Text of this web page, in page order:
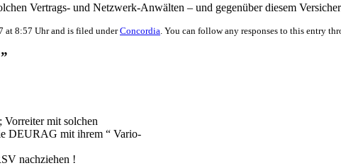
Vertrags- und Netzwerk-Anwälten – und gegenüber diesem
at 8:57 Uhr and is filed underConcordia . You can follow any responses to this entry
mit solchen
DEURAG mit ihrem “ Vario-
nachziehen !